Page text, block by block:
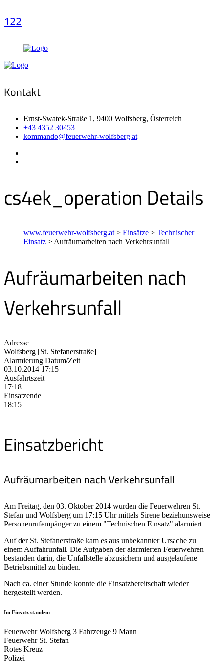
122
Kontakt
Ernst-Swatek-Straße 1, 9400 Wolfsberg, Österreich
+43 4352 30453
kommando@feuerwehr-wolfsberg.at
cs4ek_operation Details
www.feuerwehr-wolfsberg.at > Einsätze > Technischer
Einsatz > Aufräumarbeiten nach Verkehrsunfall
Aufräumarbeiten nach
Verkehrsunfall
Adresse
Wolfsberg [St. Stefanerstraße]
Alarmierung Datum/Zeit
03.10.2014 17:15
Ausfahrtszeit
17:18
Einsatzende
18:15
Einsatzbericht
Aufräumarbeiten nach Verkehrsunfall
Am Freitag, den 03. Oktober 2014 wurden die Feuerwehren St.
Stefan und Wolfsberg um 17:15 Uhr mittels Sirene beziehunsweise
Personenrufempänger zu einem "Technischen Einsatz" alarmiert.
Auf der St. Stefanerstraße kam es aus unbekannter Ursache zu
einem Auffahrunfall. Die Aufgaben der alarmierten Feuerwehren
bestanden darin, die Unfallstelle abzusichern und ausgelaufene
Betriebsmittel zu binden.
Nach ca. einer Stunde konnte die Einsatzbereitschaft wieder
hergestellt werden.
Im Einsatz standen:
Feuerwehr Wolfsberg 3 Fahrzeuge 9 Mann
Feuerwehr St. Stefan
Rotes Kreuz
Polizei